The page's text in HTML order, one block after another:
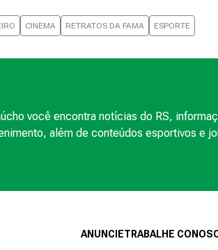
CINEMA RETRATOS DA FAMA ESPORTE
você encontra notícias do RS,
além de conteúdos esportivos e
ANUNCIETRABALHE